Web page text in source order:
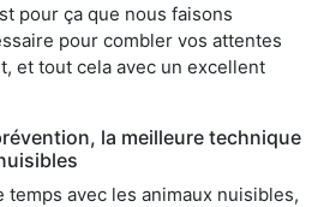
pour ça que nous faisons
pour combler vos attentes
et tout cela avec un excellent
la meilleure technique
temps avec les animaux nuisibles,